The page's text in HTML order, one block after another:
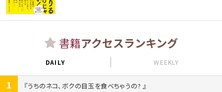
書籍アクセスランキング
DAILY WEEKLY
1
うちのネコ、ボクの目玉を食べちゃうの?